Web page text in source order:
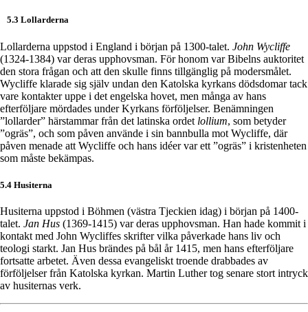
5.3 Lollarderna
Lollarderna uppstod i England i början på 1300-talet. John Wycliffe
(1324-1384) var deras upphovsman. För honom var Bibelns auktoritet
den stora frågan och att den skulle finns tillgänglig på modersmålet.
Wycliffe klarade sig själv undan den Katolska kyrkans dödsdomar tack
vare kontakter uppe i det engelska hovet, men många av hans
efterföljare mördades under Kyrkans förföljelser. Benämningen
”lollarder” härstammar från det latinska ordet lollium, som betyder
”ogräs”, och som påven använde i sin bannbulla mot Wycliffe, där
påven menade att Wycliffe och hans idéer var ett ”ogräs” i kristenheten
som måste bekämpas.
5.4 Husiterna
Husiterna uppstod i Böhmen (västra Tjeckien idag) i början på 1400-
talet. Jan Hus (1369-1415) var deras upphovsman. Han hade kommit i
kontakt med John Wycliffes skrifter vilka påverkade hans liv och
teologi starkt. Jan Hus brändes på bål år 1415, men hans efterföljare
fortsatte arbetet. Även dessa evangeliskt troende drabbades av
förföljelser från Katolska kyrkan. Martin Luther tog senare stort intryck
av husiternas verk.